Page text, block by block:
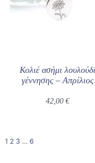
Κολιέ ασήμι λουλούδι
γέννησης – Απρίλιος
42,00 €
1 2 3 … 6